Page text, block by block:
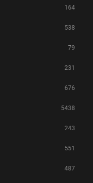
164
538
79
231
676
5438
243
551
487